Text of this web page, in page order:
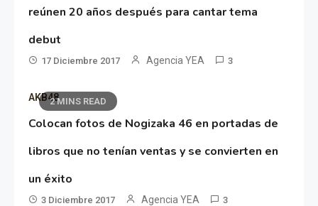
reúnen 20 años después para cantar tema
debut
17 Diciembre 2017 Agencia YEA 3
2 MINS READ
AKB48
Colocan fotos de Nogizaka 46 en portadas de
libros que no tenían ventas y se convierten en
un éxito
3 Diciembre 2017 Agencia YEA 3